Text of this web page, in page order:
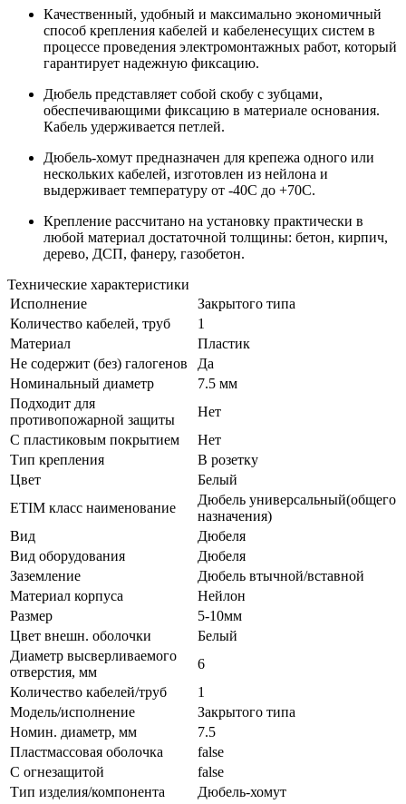
Качественный, удобный и максимально экономичный
способ крепления кабелей и кабеленесущих систем в
процессе проведения электромонтажных работ, который
гарантирует надежную фиксацию.
Дюбель представляет собой скобу с зубцами,
обеспечивающими фиксацию в материале основания.
Кабель удерживается петлей.
Дюбель-хомут предназначен для крепежа одного или
нескольких кабелей, изготовлен из нейлона и
выдерживает температуру от -40C до +70C.
Крепление рассчитано на установку практически в
любой материал достаточной толщины: бетон, кирпич,
дерево, ДСП, фанеру, газобетон.
Технические характеристики
Исполнение
Закрытого типа
Количество кабелей, труб
1
Материал
Пластик
Не содержит (без) галогенов
Да
Номинальный диаметр
7.5 мм
Подходит для
противопожарной защиты
Нет
С пластиковым покрытием
Нет
Тип крепления
В розетку
Цвет
Белый
ETIM класс наименование
Дюбель универсальный(общего
назначения)
Вид
Дюбеля
Вид оборудования
Дюбеля
Заземление
Дюбель втычной/вставной
Материал корпуса
Нейлон
Размер
5-10мм
Цвет внешн. оболочки
Белый
Диаметр высверливаемого
отверстия, мм
6
Количество кабелей/труб
1
Модель/исполнение
Закрытого типа
Номин. диаметр, мм
7.5
Пластмассовая оболочка
false
С огнезащитой
false
Тип изделия/компонента
Дюбель-хомут